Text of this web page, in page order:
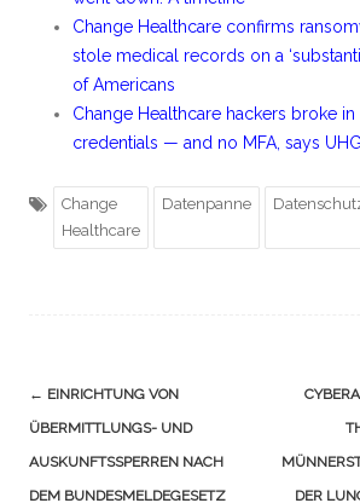
Change Healthcare confirms
stole medical records on a
of Americans
Change Healthcare hackers broke
credentials — and no MFA, says
Change
Healthcare
Datenpanne
Navigation
(Beiträge)
← EINRICHTUNG VON
ÜBERMITTLUNGS- UND
AUSKUNFTSSPERREN NACH
DEM BUNDESMELDEGESETZ
DER